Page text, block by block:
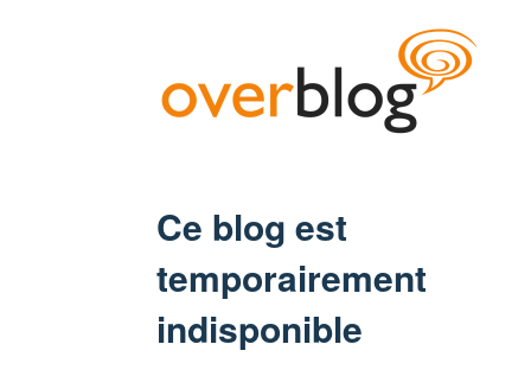
Ce blog est
temporairement
indisponible